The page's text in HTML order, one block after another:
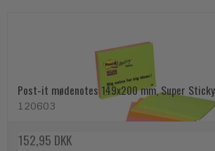
Post-it mødenotes 149x200 mm, Super
120603
152,95 DKK